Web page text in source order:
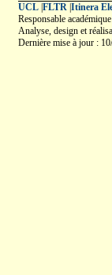
UCL| FLTR| Itinera
Responsable
Analyse, design et
Dernière mise à jour :